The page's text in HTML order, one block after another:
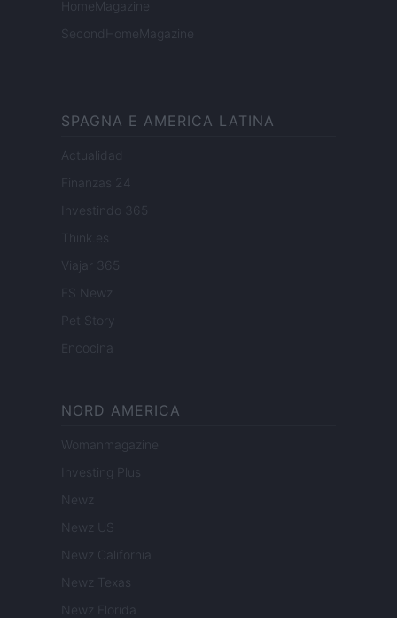
HomeMagazine
SecondHomeMagazine
SPAGNA E AMERICA LATINA
Actualidad
Finanzas 24
Investindo 365
Think.es
Viajar 365
ES Newz
Pet Story
Encocina
NORD AMERICA
Womanmagazine
Investing Plus
Newz
Newz US
Newz California
Newz Texas
Newz Florida